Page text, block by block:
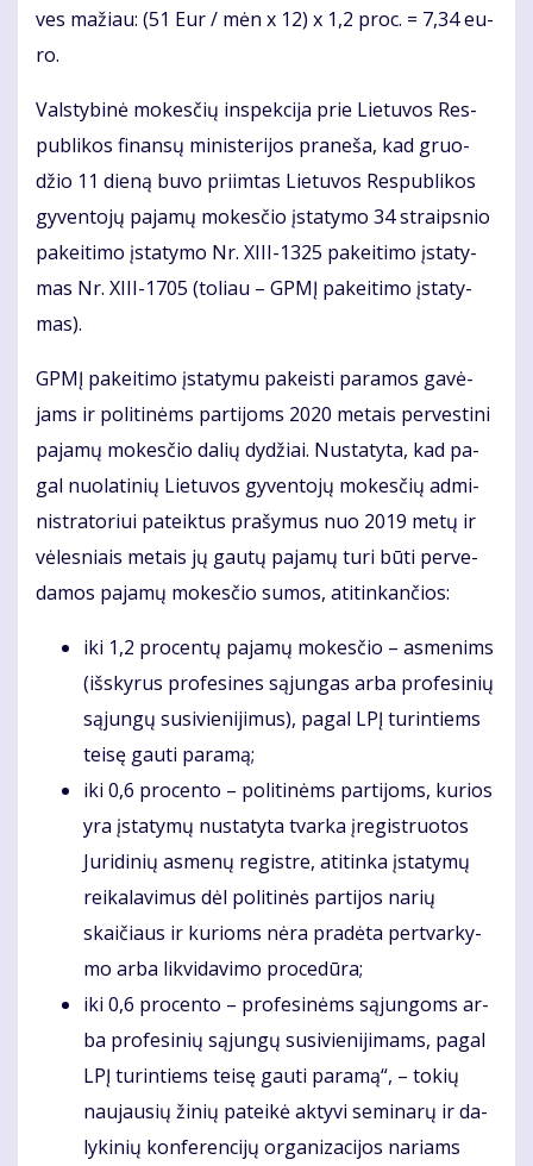
ves ma­žiau: (51 Eur / mėn x 12) x 1,2 proc. = 7,34 eu­
ro.
Vals­ty­bi­nė mo­kes­čių ins­pek­ci­ja prie Lie­tu­vos Res­
pub­li­kos fi­nan­sų mi­nis­te­ri­jos pra­ne­ša, kad gruo­
džio 11 die­ną bu­vo pri­im­tas Lie­tu­vos Res­pub­li­kos
gy­ven­to­jų pa­ja­mų mo­kes­čio įsta­ty­mo 34 straips­nio
pa­kei­ti­mo įsta­ty­mo Nr. XI­II-1325 pa­kei­ti­mo įsta­ty­
mas Nr. XI­II-1705 (to­liau – GPMĮ pa­kei­ti­mo įsta­ty­
mas).
GPMĮ pa­kei­ti­mo įsta­ty­mu pa­keis­ti pa­ra­mos ga­vė­
jams ir po­li­ti­nėms par­ti­joms 2020 me­tais per­ves­ti­ni
pa­ja­mų mo­kes­čio da­lių dy­džiai. Nu­sta­ty­ta, kad pa­
gal nuo­la­ti­nių Lie­tu­vos gy­ven­to­jų mo­kes­čių ad­mi­
nist­ra­to­riui pa­teik­tus pra­šy­mus nuo 2019 me­tų ir
vė­les­niais me­tais jų gau­tų pa­ja­mų tu­ri bū­ti per­ve­
da­mos pa­ja­mų mo­kes­čio su­mos, ati­tin­kan­čios:
iki 1,2 pro­cen­tų pa­ja­mų mo­kesčio – as­me­nims
(iš­sky­rus pro­fe­si­nes są­jun­gas ar­ba pro­fe­si­nių
są­jun­gų su­si­vie­ni­ji­mus), pa­gal LPĮ tu­rin­tiems
tei­sę gau­ti pa­ra­mą;
iki 0,6 pro­cen­to – po­li­ti­nėms par­ti­joms, ku­rios
yra įsta­ty­mų nu­sta­ty­ta tvar­ka įre­gist­ruo­tos
Ju­ri­di­nių as­me­nų re­gist­re, ati­tin­ka įsta­ty­mų
rei­ka­la­vi­mus dėl po­li­ti­nės par­ti­jos na­rių
skaičiaus ir ku­rioms nė­ra pra­dė­ta per­tvar­ky­
mo ar­ba lik­vi­da­vi­mo pro­ce­dū­ra;
iki 0,6 pro­cen­to – pro­fe­si­nėms są­jun­goms ar­
ba pro­fe­si­nių są­jun­gų su­si­vie­ni­ji­mams, pa­gal
LPĮ tu­rin­tiems tei­sę gau­ti pa­ra­mą“, – to­kių
nau­jau­sių ži­nių pa­tei­kė ak­ty­vi se­mi­na­rų ir da­
ly­ki­nių kon­fe­ren­ci­jų or­ga­ni­za­ci­jos na­riams